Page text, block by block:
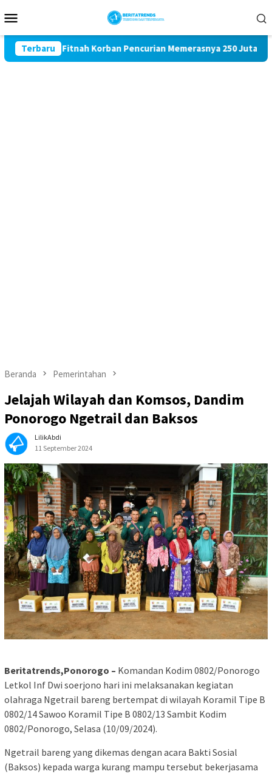
ke
Mobile
Terbaru
Fitnah Korban Pencurian Memerasnya 250 Juta Tidak
Beranda Pemerintahan
Jelajah Wilayah dan Komsos, Dandim
Ponorogo Ngetrail dan Baksos
LilikAbdi
11 September 2024
Beritatrends,Ponorogo – Komandan Kodim 0802/Ponorogo
Letkol Inf Dwi soerjono hari ini melaksanakan kegiatan
olahraga Ngetrail bareng bertempat di wilayah Koramil Tipe B
0802/14 Sawoo Koramil Tipe B 0802/13 Sambit Kodim
0802/Ponorogo, Selasa (10/09/2024).
Ngetrail bareng yang dikemas dengan acara Bakti Sosial
(Baksos) kepada warga kurang mampu tersebut bekerjasama